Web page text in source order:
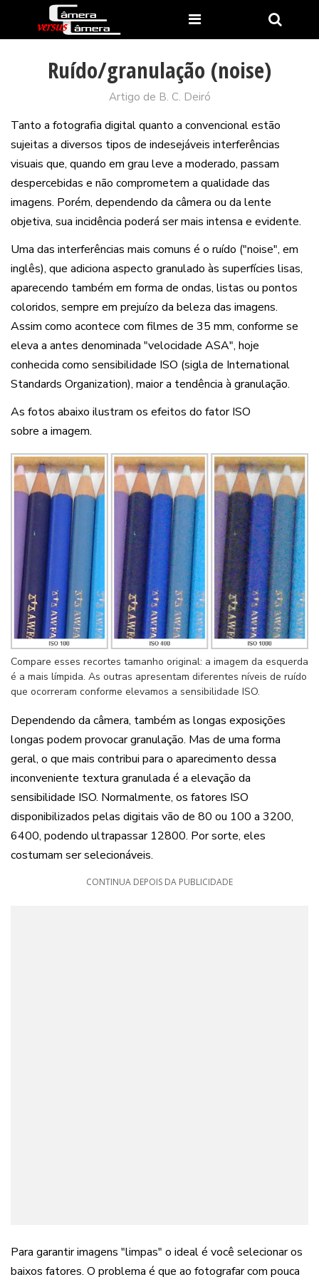
Ruído/granulação (noise)
Artigo de B. C. Deiró
Tanto a fotografia digital quanto a convencional estão
sujeitas a diversos tipos de indesejáveis interferências
visuais que, quando em grau leve a moderado, passam
despercebidas e não comprometem a qualidade das
imagens. Porém, dependendo da câmera ou da lente
objetiva, sua incidência poderá ser mais intensa e evidente.
Uma das interferências mais comuns é o ruído ("noise", em
inglês), que adiciona aspecto granulado às superfícies lisas,
aparecendo também em forma de ondas, listas ou pontos
coloridos, sempre em prejuízo da beleza das imagens.
Assim como acontece com filmes de 35 mm, conforme se
eleva a antes denominada "velocidade ASA", hoje
conhecida como sensibilidade ISO (sigla de International
Standards Organization), maior a tendência à granulação.
As fotos abaixo ilustram os efeitos do fator ISO
sobre a imagem.
Compare esses recortes tamanho original: a imagem da esquerda
é a mais límpida. As outras apresentam diferentes níveis de ruído
que ocorreram conforme elevamos a sensibilidade ISO.
Dependendo da câmera, também as longas exposições
longas podem provocar granulação. Mas de uma forma
geral, o que mais contribui para o aparecimento dessa
inconveniente textura granulada é a elevação da
sensibilidade ISO. Normalmente, os fatores ISO
disponibilizados pelas digitais vão de 80 ou 100 a 3200,
6400, podendo ultrapassar 12800. Por sorte, eles
costumam ser selecionáveis.
CONTINUA DEPOIS DA PUBLICIDADE
Para garantir imagens "limpas" o ideal é você selecionar os
baixos fatores. O problema é que ao fotografar com pouca